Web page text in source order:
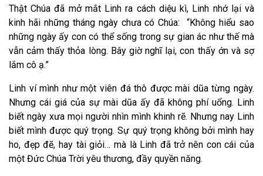
Thật Chúa đã mở mắt Linh ra cách diệu kì, Linh nhớ lại và
kinh hãi những tháng ngày chưa có Chúa: “Không hiểu sao
những ngày ấy con có thể sống trong sự gian ác như thế mà
vẫn cảm thấy thỏa lòng. Bây giờ nghĩ lại, con thấy ớn và sợ
lắm cô ạ.”
Linh ví mình như một viên đá thô được mài dũa từng ngày.
Nhưng cái giá của sự mài dũa ấy đã không phí uổng. Linh
biết ngày xưa mọi người nhìn mình khinh rẽ. Nhưng nay Linh
biết mình được quý trọng. Sự quý trọng không bởi mình hay
ho, đẹp đẽ, hay tài giỏi… mà là Linh đã trở nên con cái của
một Đức Chúa Trời yêu thương, đầy quyền năng.